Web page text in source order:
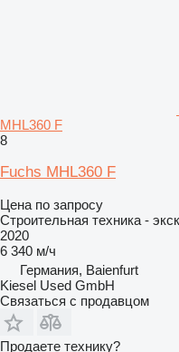
MHL360 F
8
Fuchs MHL360 F
Цена по запросу
Строительная техника -
2020
6 340 м/ч
Германия, Baienfurt
Kiesel Used GmbH
Связаться с продавцом
Продаете технику?